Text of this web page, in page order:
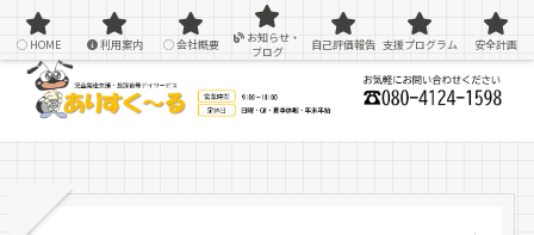
感覚統合療法を用いた療育＆支援
HOME 利用案内 会社概要
お知らせ・
ブログ
自己評価報告 支援プログラム 安全計画